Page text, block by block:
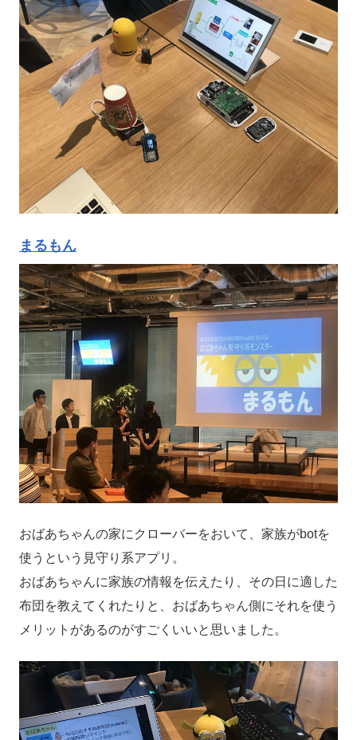
まるもん
おばあちゃんの家にクローバーをおいて、家族がbotを
使うという見守り系アプリ。
おばあちゃんに家族の情報を伝えたり、その日に適した
布団を教えてくれたりと、おばあちゃん側にそれを使う
メリットがあるのがすごくいいと思いました。